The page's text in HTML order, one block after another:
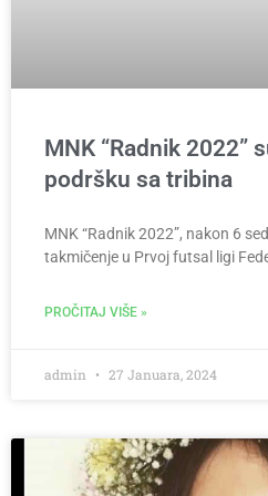
MNK “Radnik 2022”
podršku sa tribina
MNK “Radnik 2022”, nakon 6
takmičenje u Prvoj futsal ligi
PROČITAJ VIŠE »
admin 27 Januara, 2024